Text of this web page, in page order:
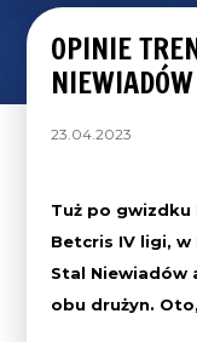
OPINIE
23.04.2023
Tuż po
Betcris IV ligi, w
Stal Niewiadów
obu drużyn.